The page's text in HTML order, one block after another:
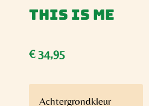
This is me
€ 34,95
Achtergrondkleur